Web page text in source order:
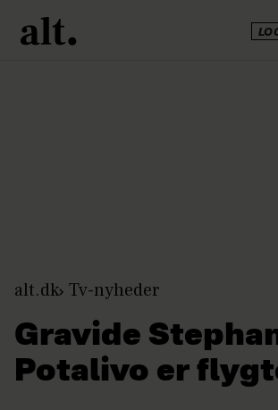
alt.dk Tv-nyheder
Gravide
Potalivo er